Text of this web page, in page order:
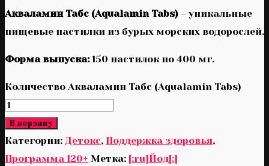
Акваламин Табс (Aqualamin Tabs) – уникальные
пищевые пастилки из бурых морских водорослей.
Форма выпуска:150 пастилок по 400 мг.
Количество Акваламин Табс (Aqualamin Tabs)
В корзину
Категории: Детокс, Поддержка здоровья,
Программа 120+ Метка: [:ru]Йод[:]